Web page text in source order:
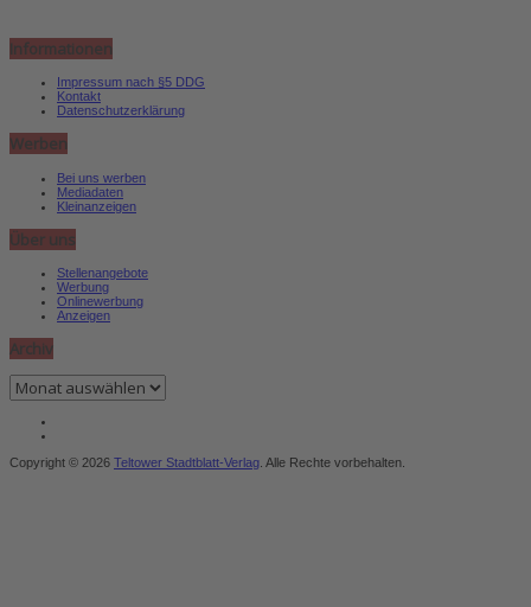
Informationen
Impressum nach §5 DDG
Kontakt
Datenschutzerklärung
Werben
Bei uns werben
Mediadaten
Kleinanzeigen
Über uns
Stellenangebote
Werbung
Onlinewerbung
Anzeigen
Archiv
Archiv
Copyright © 2026 Teltower Stadtblatt-Verlag . Alle Rechte vorbehalten.